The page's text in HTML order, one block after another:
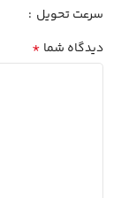
سرعت تحویل
دیدگاه شما *